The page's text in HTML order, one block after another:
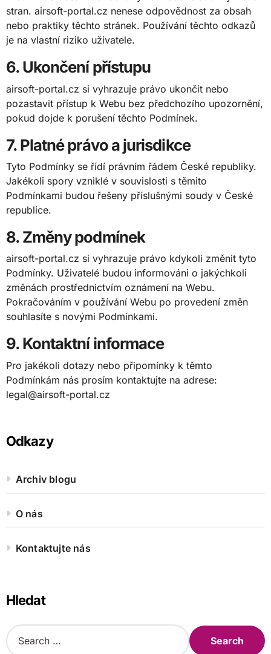
stran. airsoft-portal.cz nenese odpovědnost za obsah
nebo praktiky těchto stránek. Používání těchto odkazů
je na vlastní riziko uživatele.
6. Ukončení přístupu
airsoft-portal.cz si vyhrazuje právo ukončit nebo
pozastavit přístup k Webu bez předchozího upozornění,
pokud dojde k porušení těchto Podmínek.
7. Platné právo a jurisdikce
Tyto Podmínky se řídí právním řádem České republiky.
Jakékoli spory vzniklé v souvislosti s těmito
Podmínkami budou řešeny příslušnými soudy v České
republice.
8. Změny podmínek
airsoft-portal.cz si vyhrazuje právo kdykoli změnit tyto
Podmínky. Uživatelé budou informováni o jakýchkoli
změnách prostřednictvím oznámení na Webu.
Pokračováním v používání Webu po provedení změn
souhlasíte s novými Podmínkami.
9. Kontaktní informace
Pro jakékoli dotazy nebo připomínky k těmto
Podmínkám nás prosím kontaktujte na adrese:
legal@airsoft-portal.cz
Odkazy
Archiv blogu
O nás
Kontaktujte nás
Hledat
S
e